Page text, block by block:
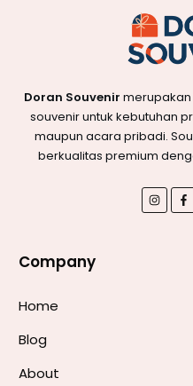
Doran Souvenir
souvenir untuk kebutuhan
maupun acara pribadi.
berkualitas premium
Company
Home
Blog
About